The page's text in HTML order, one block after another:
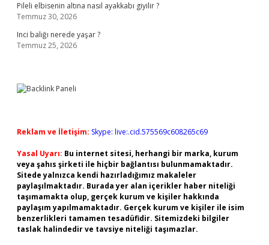
Pileli elbisenin altına nasıl ayakkabı giyilir ?
Temmuz 30, 2026
Inci balığı nerede yaşar ?
Temmuz 25, 2026
Reklam ve İletişim: Skype: live:.cid.575569c608265c69
Yasal Uyarı: Bu internet sitesi, herhangi bir marka, kurum
veya şahıs şirketi ile hiçbir bağlantısı bulunmamaktadır.
Sitede yalnızca kendi hazırladığımız makaleler
paylaşılmaktadır. Burada yer alan içerikler haber niteliği
taşımamakta olup, gerçek kurum ve kişiler hakkında
paylaşım yapılmamaktadır. Gerçek kurum ve kişiler ile isim
benzerlikleri tamamen tesadüfidir. Sitemizdeki bilgiler
taslak halindedir ve tavsiye niteliği taşımazlar.